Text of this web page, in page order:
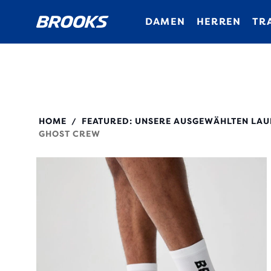
DAMEN HERREN
HOME / FEATURED: UNSERE AUSGEWÄHLTEN
GHOST CREW